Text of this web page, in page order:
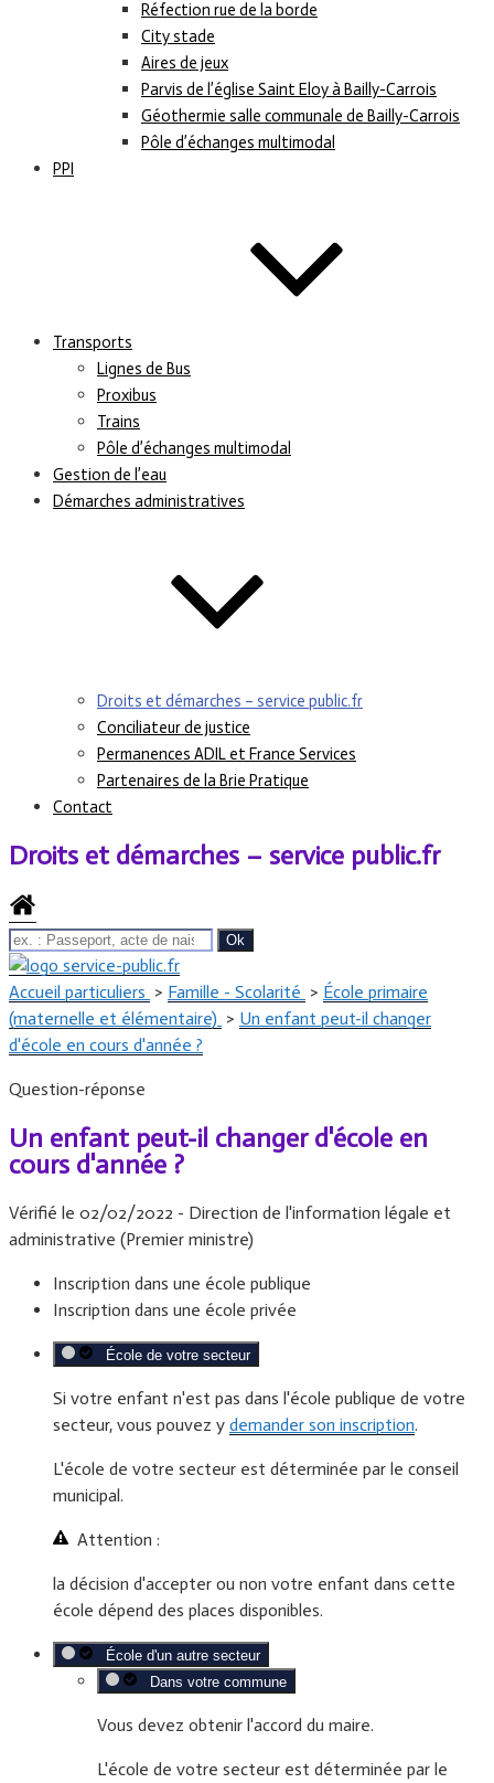
Réfection rue de la borde
City stade
Aires de jeux
Parvis de l’église Saint Eloy à Bailly-Carrois
Géothermie salle communale de Bailly-Carrois
Pôle d’échanges multimodal
PPI
Transports
Lignes de Bus
Proxibus
Trains
Pôle d’échanges multimodal
Gestion de l’eau
Démarches administratives
Droits et démarches – service public.fr
Conciliateur de justice
Permanences ADIL et France Services
Partenaires de la Brie Pratique
Contact
GRANDPUITS-BAILLY-CARROIS
Site officiel de la commune
Droits et démarches – service public.fr
Accueil particuliers > Famille - Scolarité > École primaire
(maternelle et élémentaire) > Un enfant peut-il changer
d'école en cours d'année ?
Question-réponse
Un enfant peut-il changer d'école en
cours d'année ?
Vérifié le 02/02/2022 - Direction de l'information légale et
administrative (Premier ministre)
Inscription dans une école publique
Inscription dans une école privée
École de votre secteur
Si votre enfant n'est pas dans l'école publique de votre
secteur, vous pouvez y demander son inscription.
L'école de votre secteur est déterminée par le conseil
municipal.
Attention :
la décision d'accepter ou non votre enfant dans cette
école dépend des places disponibles.
École d'un autre secteur
Dans votre commune
Vous devez obtenir l'accord du maire.
L'école de votre secteur est déterminée par le